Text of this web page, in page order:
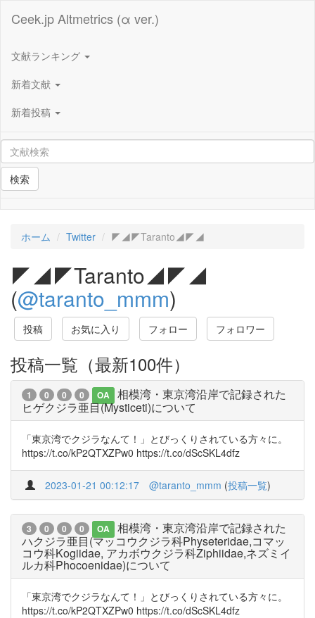
Ceek.jp Altmetrics (α ver.)
文献ランキング
新着文献
新着投稿
検索
ホーム Twitter ◤◢◤Taranto◢◤◢
◤◢◤Taranto◢◤◢
(@taranto_mmm)
投稿 お気に入り フォロー フォロワー
投稿一覧（最新100件）
1 0 0 0 OA
相模湾・東京湾沿岸で記録された
ヒゲクジラ亜目(Mysticeti)について
「東京湾でクジラなんて！」とびっくりされている方々に。
https://t.co/kP2QTXZPw0 https://t.co/dScSKL4dfz
2023-01-21 00:12:17 @taranto_mmm (投稿一覧)
3 0 0 0 OA
相模湾・東京湾沿岸で記録された
ハクジラ亜目(マッコウクジラ科Physeteridae,コマッ
コウ科Kogiidae, アカボウクジラ科Ziphiidae,ネズミイ
ルカ科Phocoenidae)について
「東京湾でクジラなんて！」とびっくりされている方々に。
https://t.co/kP2QTXZPw0 https://t.co/dScSKL4dfz